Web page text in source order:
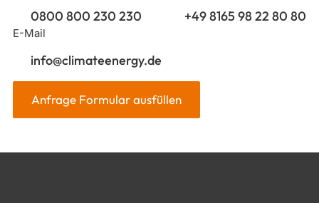
0800 800 230 230 +49 8165 98 22 80 80
E-Mail
info@climateenergy.de
Anfrage Formular ausfüllen